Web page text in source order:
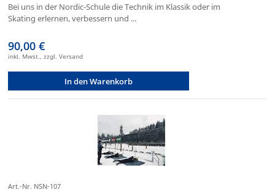
Bei uns in der Nordic-Schule die Technik im Klassik oder im
Skating erlernen, verbessern und ...
90,00 €
inkl. Mwst., zzgl. Versand
In den Warenkorb
Art.-Nr. NSN-107